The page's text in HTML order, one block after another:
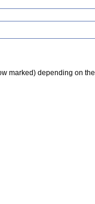
marked) depending on the